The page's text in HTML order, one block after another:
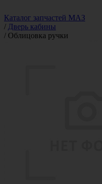
Каталог запчастей МАЗ
/ Дверь кабины
/ Облицовка ручки